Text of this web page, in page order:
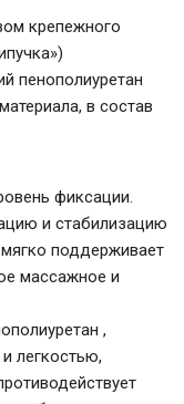
крепежного
пенополиуретан
в состав
фиксации.
и стабилизацию
поддерживает
массажное и
,
легкостью,